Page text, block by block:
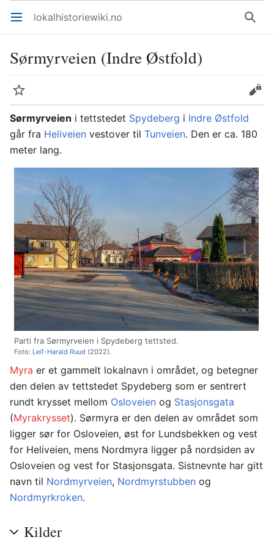
Åpne hovedmenyen lokalhistoriewiki.no Søk
Sørmyrveien (Indre Østfold)
Overvåk
Rediger
Sørmyrveien i tettstedet Spydeberg i Indre Østfold
går fra Heliveien vestover til Tunveien. Den er ca. 180
meter lang.
Parti fra Sørmyrveien i Spydeberg tettsted.
Foto: Leif-Harald Ruud (2022).
Myra er et gammelt lokalnavn i området, og betegner
den delen av tettstedet Spydeberg som er sentrert
rundt krysset mellom Osloveien og Stasjonsgata
(Myrakrysset). Sørmyra er den delen av området som
ligger sør for Osloveien, øst for Lundsbekken og vest
for Heliveien, mens Nordmyra ligger på nordsiden av
Osloveien og vest for Stasjonsgata. Sistnevnte har gitt
navn til Nordmyrveien, Nordmyrstubben og
Nordmyrkroken.
Kilder